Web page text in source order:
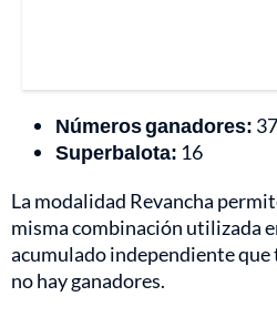
Números ganadores:
Superbalota: 16
La modalidad Revancha
misma combinación utilizada
acumulado independiente que
no hay ganadores.